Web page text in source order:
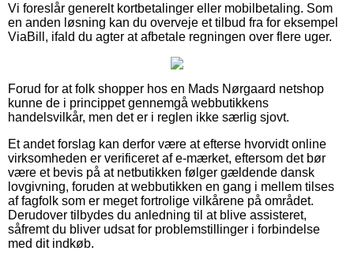
Vi foreslår generelt kortbetalinger eller mobilbetaling. Som
en anden løsning kan du overveje et tilbud fra for eksempel
ViaBill, ifald du agter at afbetale regningen over flere uger.
Forud for at folk shopper hos en Mads Nørgaard netshop
kunne de i princippet gennemgå webbutikkens
handelsvilkår, men det er i reglen ikke særlig sjovt.
Et andet forslag kan derfor være at efterse hvorvidt online
virksomheden er verificeret af e-mærket, eftersom det bør
være et bevis på at netbutikken følger gældende dansk
lovgivning, foruden at webbutikken en gang i mellem tilses
af fagfolk som er meget fortrolige vilkårene på området.
Derudover tilbydes du anledning til at blive assisteret,
såfremt du bliver udsat for problemstillinger i forbindelse
med dit indkøb.